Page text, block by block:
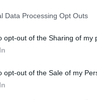
Data Processing Opt Outs
opt-out of the Sharing of my
opt-out of the Sale of my
man ha mindre ström
inlägget avBilFixare Igår
bromsok (Golf V